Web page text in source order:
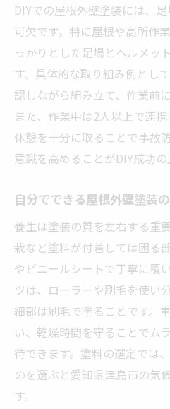
DIYでの屋根外壁塗装には、
可欠です。特に屋根や高所作
っかりとした足場とヘルメッ
す。具体的な取り組み例とし
認しながら組み立て、作業前
また、作業中は2人以上で連
休憩を十分に取ることで事故
意識を高めることがDIY成功の
自分でできる屋根外壁塗装
養生は塗装の質を左右する重
栽など塗料が付着しては困る
やビニールシートで丁寧に覆
ツは、ローラーや刷毛を使い
細部は刷毛で塗ることです。
い、乾燥時間を守ることでム
待できます。塗料の選定では
のを選ぶと愛知県津島市の気
す。